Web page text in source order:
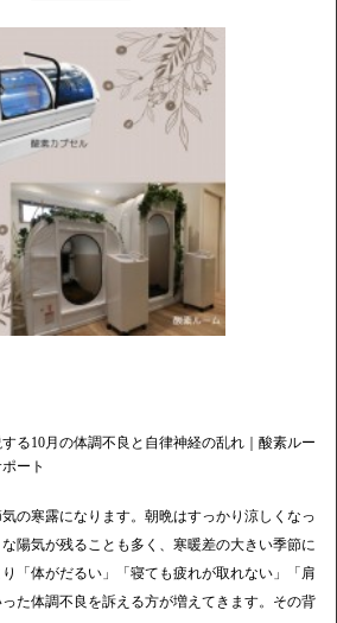
る10月の体調不良と自律神経の乱れ｜酸素ルー
ート
の寒露になります。朝晩はすっかり涼しくなっ
陽気が残ることも多く、寒暖差の大きい季節に
「体がだるい」「寝ても疲れが取れない」「肩
た体調不良を訴える方が増えてきます。その背